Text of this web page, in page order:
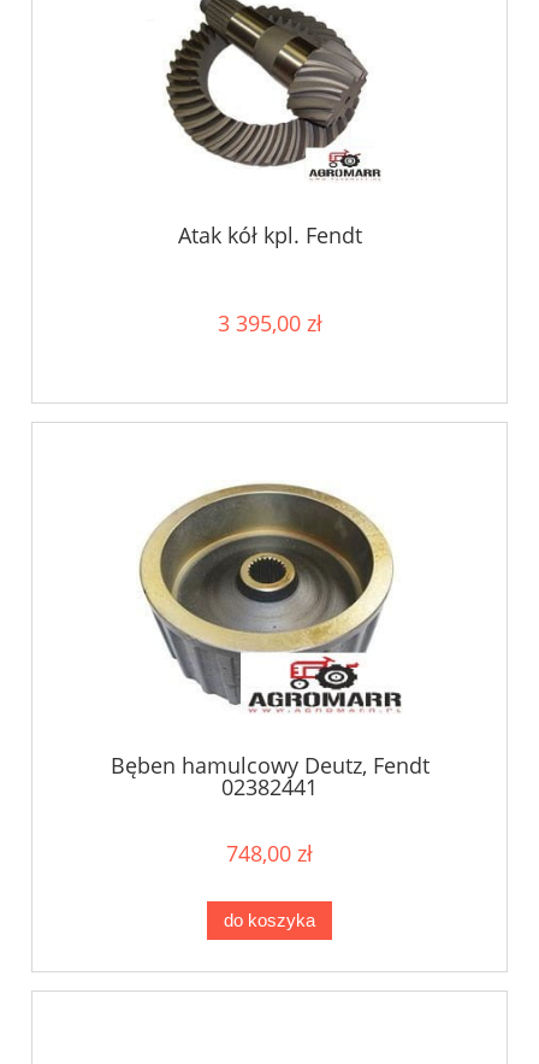
Atak kół kpl. Fendt
3 395,00 zł
Bęben hamulcowy Deutz, Fendt
02382441
748,00 zł
do koszyka